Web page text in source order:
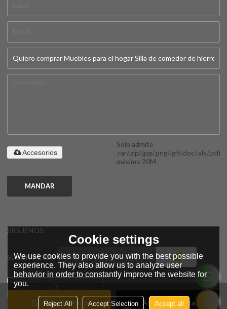
Conecta Ahora Añadir A La Lista De
Solo admite
.rar/.zip/.jpg/.png/.gif/.doc/.xls/.pdf,
máximo 20M
Accesorios
MANDAR
SÍGUENOS:
SUSCRIPCIÓN
IDIOMA:
Cookie settings
We use cookies to provide you with the best possible
experience. They also allow us to analyze user
behavior in order to constantly improve the website for
you.
Reject All Accept Selection Accept all